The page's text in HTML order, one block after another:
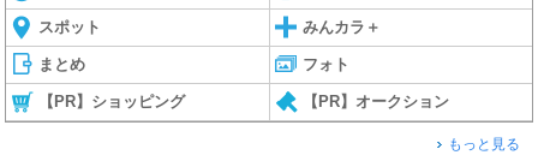
スポット みんカラ＋
まとめ フォト
【PR】ショッピング 【PR】オークション
もっと見る